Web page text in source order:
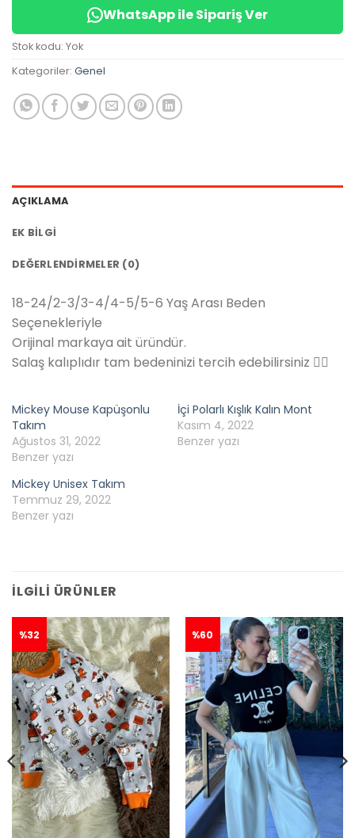
WhatsApp ile Sipariş Ver
Stok kodu: Yok
Kategoriler: Genel
AÇIKLAMA
EK BILGI
DEĞERLENDIRMELER (0)
18-24/2-3/3-4/4-5/5-6 Yaş Arası Beden
Seçenekleriyle
Orijinal markaya ait üründür.
Salaş kalıplıdır tam bedeninizi tercih edebilirsiniz 👍🏻
Mickey Mouse Kapüşonlu
Takım
Ağustos 31, 2022
Benzer yazı
İçi Polarlı Kışlık Kalın Mont
Kasım 4, 2022
Benzer yazı
Mickey Unisex Takım
Temmuz 29, 2022
Benzer yazı
İLGILI ÜRÜNLER
%32 %60